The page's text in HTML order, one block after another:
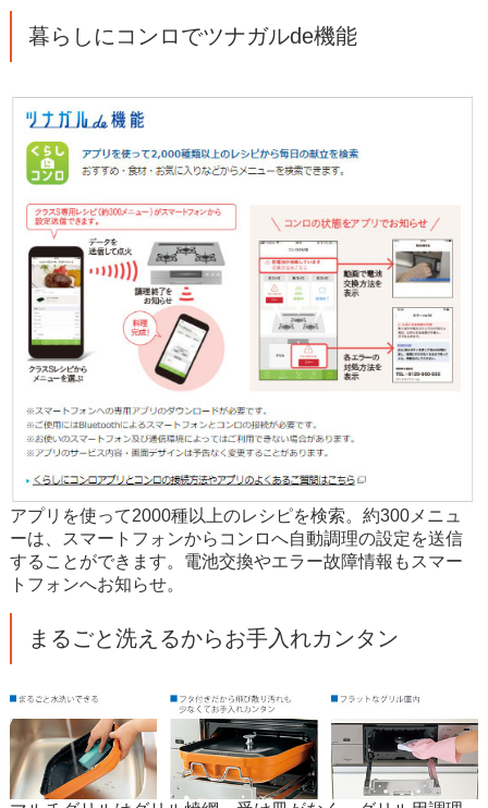
暮らしにコンロでツナガルde機能
アプリを使って2000種以上のレシピを検索。約300メニュ
ーは、スマートフォンからコンロへ自動調理の設定を送信
することができます。電池交換やエラー故障情報もスマー
トフォンへお知らせ。
まるごと洗えるからお手入れカンタン